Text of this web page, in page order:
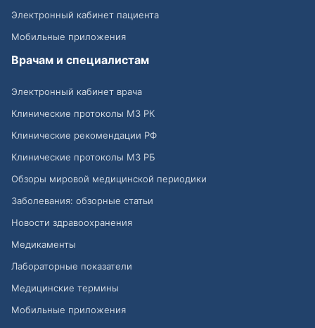
Электронный кабинет пациента
Мобильные приложения
Врачам и специалистам
Электронный кабинет врача
Клинические протоколы МЗ РК
Клинические рекомендации РФ
Клинические протоколы МЗ РБ
Обзоры мировой медицинской периодики
Заболевания: обзорные статьи
Новости здравоохранения
Медикаменты
Лабораторные показатели
Медицинские термины
Мобильные приложения